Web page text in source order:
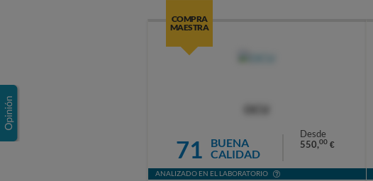
COMPRA
MAESTRA
71
BUENA
CALIDAD
Desde
550,00 €
ANALIZADO EN EL LABORATORIO